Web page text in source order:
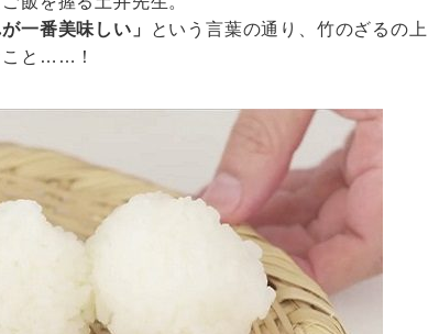
一番美味しい」
という言葉の通り、竹のざるの上
こと……！